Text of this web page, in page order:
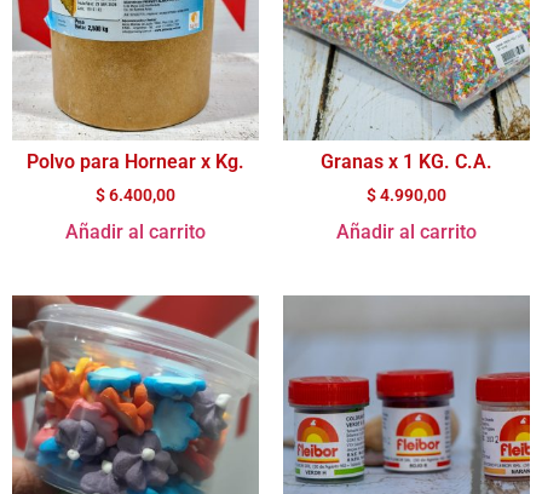
Polvo para Hornear x Kg.
$6.400,00
Añadir al carrito
Granas x 1 KG. C.A.
$4.990,00
Añadir al carrito